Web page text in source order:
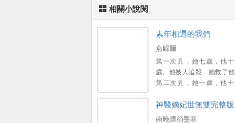
相關小說閱
素年相遇的我們
燕歸爾
第一次見，她七歲，他
歲。他被人追殺，她救了他
第二次見，她十歲，他
一塊古玉，承諾她那是信
第三次見，她二十五歲，他
神醫嫡妃世無雙完整版
南晚煙顧墨寒